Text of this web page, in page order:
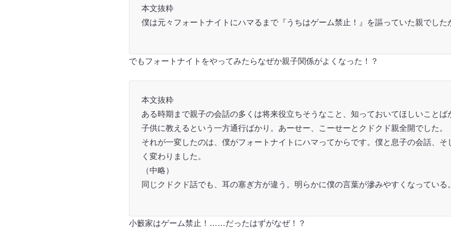
本文抜粋
僕は元々フォートナイトにハマるまで『うちはゲーム禁止！』を謳っていた親でした
でもフォートナイトをやってみたらなぜか親子関係がよくなった！？
本文抜粋
ある時期まで親子の会話の多くは将来役立ちそうなこと、知っておいてほしいことば
子供に教えるという一方通行ばかり。あーせー、こーせーとクドクド親全開でした。
それが一変したのは、僕がフォートナイトにハマってからです。僕と息子の会話、そ
く変わりました。
（中略）
同じクドクド話でも、耳の塞ぎ方が違う。明らかに僕の言葉が滲みやすくなっている
小籔家はゲーム禁止！……だったはずがなぜ！？